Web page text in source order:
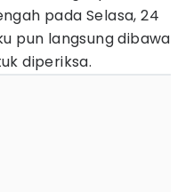
pada Selasa, 24
pun langsung dibawa
diperiksa.